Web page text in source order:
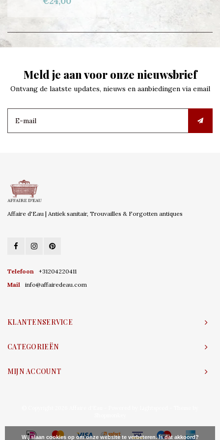
Meld je aan voor onze nieuwsbrief
Ontvang de laatste updates, nieuws en aanbiedingen via email
Affaire d'Eau | Antiek sanitair, Trouvailles & Forgotten antiques
Telefoon
+31204220411
Mail
info@affairedeau.com
KLANTENSERVICE
CATEGORIEËN
MIJN ACCOUNT
Wij slaan cookies op om onze website te verbeteren. Is dat akkoord?